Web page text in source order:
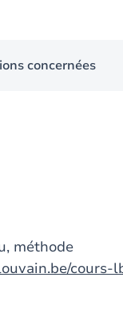
concernées
méthode
cours-